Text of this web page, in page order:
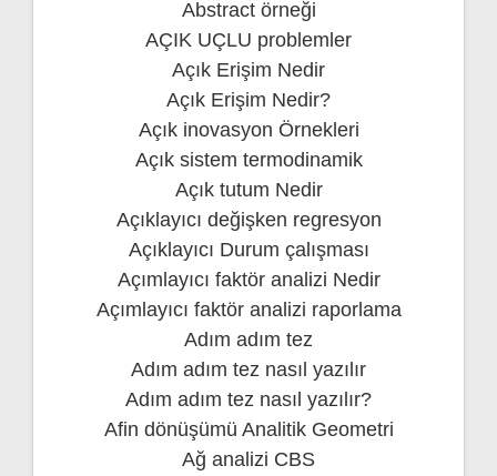
Abstract örneği
AÇIK UÇLU problemler
Açık Erişim Nedir
Açık Erişim Nedir?
Açık inovasyon Örnekleri
Açık sistem termodinamik
Açık tutum Nedir
Açıklayıcı değişken regresyon
Açıklayıcı Durum çalışması
Açımlayıcı faktör analizi Nedir
Açımlayıcı faktör analizi raporlama
Adım adım tez
Adım adım tez nasıl yazılır
Adım adım tez nasıl yazılır?
Afin dönüşümü Analitik Geometri
Ağ analizi CBS